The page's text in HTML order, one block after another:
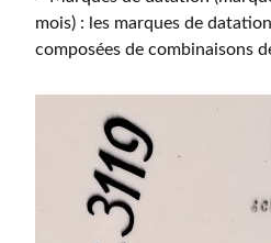
mois) : les marques de
composées de combinaisons